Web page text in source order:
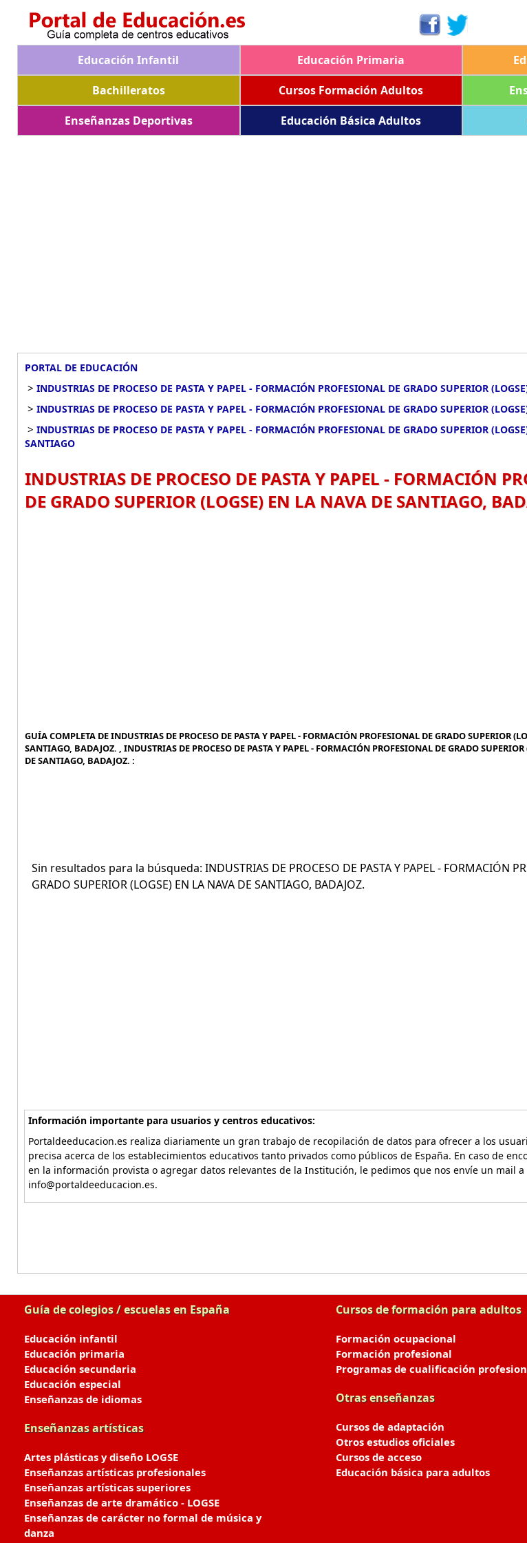
Educación Infantil Educación Primaria
Bachilleratos
Cursos Formación Adultos
Enseñanzas Deportivas
Educación Básica Adultos
PORTAL DE EDUCACIÓN
> INDUSTRIAS DE PROCESO DE PASTA Y PAPEL - FORMACIÓN PROFESIONAL DE GRADO SUPERIOR
> INDUSTRIAS DE PROCESO DE PASTA Y PAPEL - FORMACIÓN PROFESIONAL DE GRADO SUPERIOR
> INDUSTRIAS DE PROCESO DE PASTA Y PAPEL - FORMACIÓN PROFESIONAL DE GRADO SUPERIOR
SANTIAGO
INDUSTRIAS DE PROCESO DE PASTA Y PAPEL - FORMACIÓN
DE GRADO SUPERIOR (LOGSE) EN LA NAVA DE SANTIAGO,
GUÍA COMPLETA DE INDUSTRIAS DE PROCESO DE PASTA Y PAPEL - FORMACIÓN PROFESIONAL DE GRADO SUPERIOR
SANTIAGO, BADAJOZ. , INDUSTRIAS DE PROCESO DE PASTA Y PAPEL - FORMACIÓN PROFESIONAL DE GRADO
DE SANTIAGO, BADAJOZ. :
Sin resultados para la búsqueda: INDUSTRIAS DE PROCESO DE PASTA Y PAPEL - FORMACIÓN
GRADO SUPERIOR (LOGSE) EN LA NAVA DE SANTIAGO, BADAJOZ.
Información importante para usuarios y centros educativos:
Portaldeeducacion.es realiza diariamente un gran trabajo de recopilación de datos para ofrecer a los
precisa acerca de los establecimientos educativos tanto privados como públicos de España. En caso de
en la información provista o agregar datos relevantes de la Institución, le pedimos que nos envíe un mail a
info@portaldeeducacion.es.
Guía de colegios / escuelas en España
Educación infantil
Educación primaria
Educación secundaria
Educación especial
Enseñanzas de idiomas
Enseñanzas artísticas
Artes plásticas y diseño LOGSE
Enseñanzas artísticas profesionales
Enseñanzas artísticas superiores
Enseñanzas de arte dramático - LOGSE
Enseñanzas de carácter no formal de música y
danza
Cursos de formación para adultos
Formación ocupacional
Formación profesional
Programas de cualificación
Otras enseñanzas
Cursos de adaptación
Otros estudios oficiales
Cursos de acceso
Educación básica para adultos